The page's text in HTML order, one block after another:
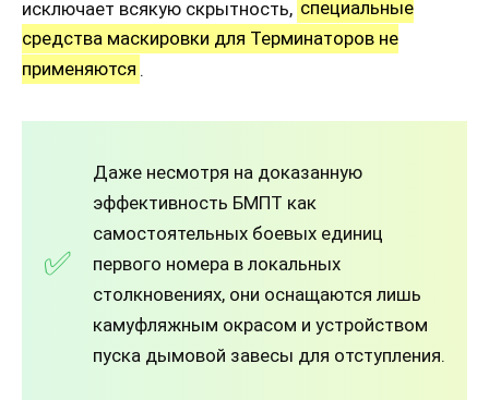
исключает всякую скрытность, специальные
средства маскировки для Терминаторов не
применяются .
Даже несмотря на доказанную
эффективность БМПТ как
самостоятельных боевых единиц
первого номера в локальных
столкновениях, они оснащаются лишь
камуфляжным окрасом и устройством
пуска дымовой завесы для отступления.